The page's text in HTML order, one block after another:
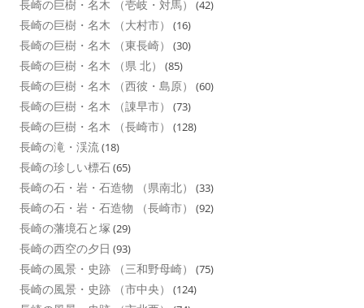
長崎の巨樹・名木 （壱岐・対馬） (42)
長崎の巨樹・名木 （大村市） (16)
長崎の巨樹・名木 （東長崎） (30)
長崎の巨樹・名木 （県 北） (85)
長崎の巨樹・名木 （西彼・島原） (60)
長崎の巨樹・名木 （諌早市） (73)
長崎の巨樹・名木 （長崎市） (128)
長崎の滝・渓流(18)
長崎の珍しい標石(65)
長崎の石・岩・石造物 （県南北） (33)
長崎の石・岩・石造物 （長崎市） (92)
長崎の藩境石と塚 (29)
長崎の西空の夕日 (93)
長崎の風景・史跡 （三和野母崎） (75)
長崎の風景・史跡 （市中央） (124)